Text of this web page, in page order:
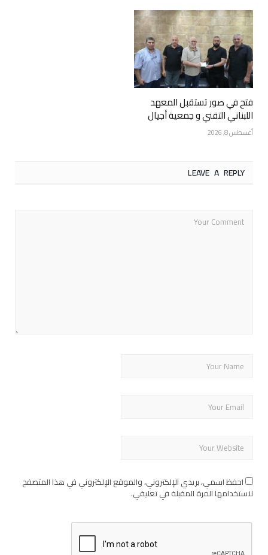
فتح في صور تستقبل المعهد
اللبناني التقني و جمعية أجيال
أغسطس 8, 2026
LEAVE A REPLY
احفظ اسمي، بريدي الإلكتروني، والموقع الإلكتروني في هذا المتصفح
لاستخدامها المرة المقبلة في تعليقي.